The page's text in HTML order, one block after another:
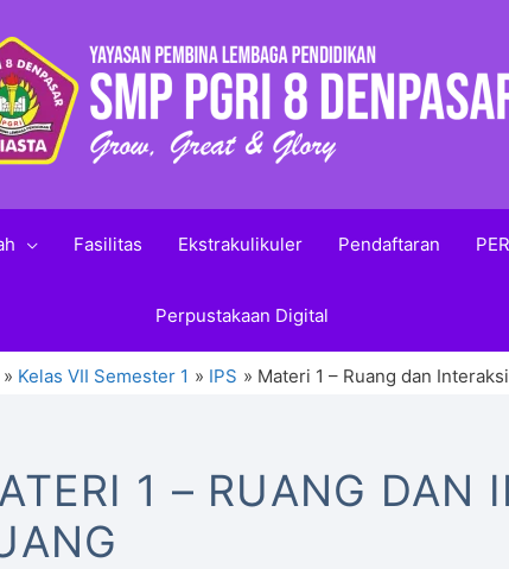
Fasilitas Ekstrakulikuler Pendaftaran
Perpustakaan Digital
Kelas VII Semester 1 IPS Materi 1 – Ruang dan
1 – RUANG DAN